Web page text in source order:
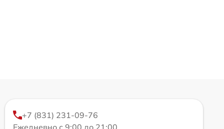
+7 (831) 231-09-76